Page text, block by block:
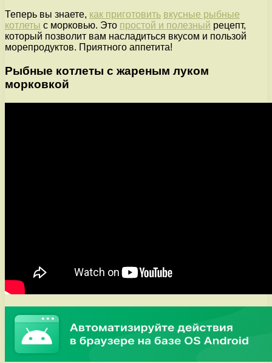
Теперь вы знаете, как приготовить вкусные рыбные
котлеты с морковью. Это простой и полезный рецепт,
который позволит вам насладиться вкусом и пользой
морепродуктов. Приятного аппетита!
Рыбные котлеты с жареным луком
морковкой